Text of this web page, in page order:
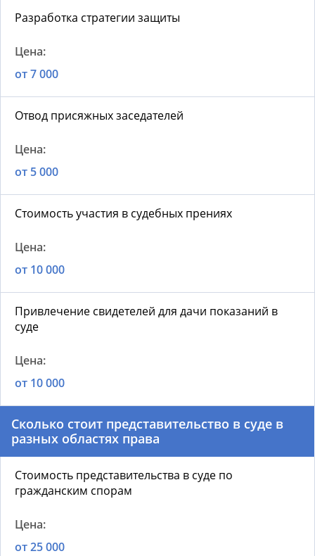
Разработка стратегии защиты
от 7 000
Отвод присяжных заседателей
от 5 000
Стоимость участия в судебных прениях
от 10 000
Привлечение свидетелей для дачи показаний в
суде
от 10 000
Сколько стоит представительство в суде в
разных областях права
Стоимость представительства в суде по
гражданским спорам
от 25 000